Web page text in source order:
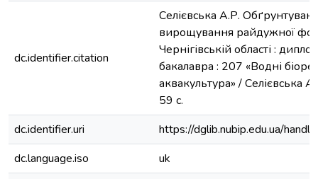
dc.identifier.citation
Селієвська А.Р.
вирощування райдужної
Чернігівській області :
бакалавра : 207 «Водні
аквакультура» / Селієвська
59 с.
dc.identifier.uri
https://dglib.nubip.edu.ua/
dc.language.iso
uk